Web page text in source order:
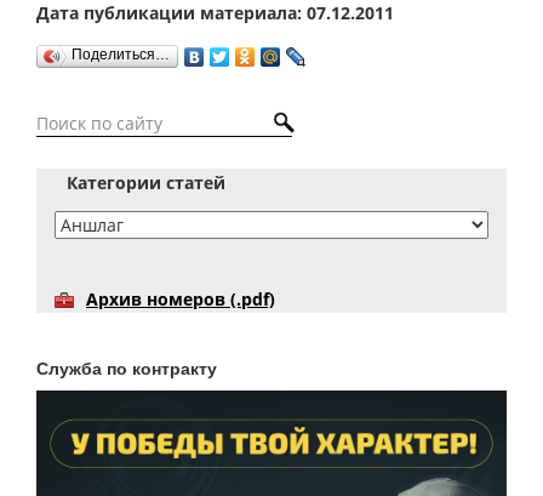
Дата публикации материала: 07.12.2011
Поделиться…
Категории статей
Архив номеров (.pdf)
Служба по контракту